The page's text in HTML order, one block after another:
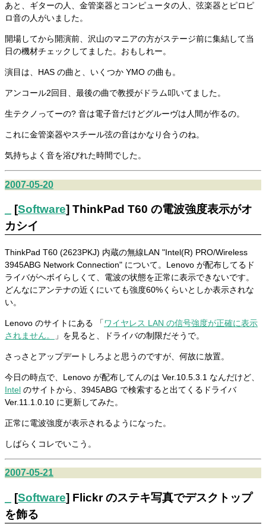
あと、ギターの人、金管楽器とコンピュータの人、弦楽器とピロピ
ロ音の人がいました。
開場してから開演前、沢山のマニアの方がステージ前に集結して当
日の機材チェックしてました。おもしれー。
演目は、HAS の曲と、いくつか YMO の曲も。
アンコール2回目、最後の曲で教授がドラム叩いてました。
生テクノってーの? 音は電子音だけどグルーヴは人間が作るの。
これに金管楽器やスチール弦の音はかなり合うのね。
気持ちよく音を浴びれた時間でした。
2007-05-20
[Software] ThinkPad T60 の電波強度表示がオ
カシイ
ThinkPad T60 (2623PKJ) 内蔵の無線LAN "Intel(R) PRO/Wireless
3945ABG Network Connection" について。Lenovo が配布してるド
ライバがヘボイらしくて、電波の状態を正常に表示できないです。
どんなにアンテナの近くにいても強度60%くらいとしか表示されな
い。
Lenovo のサイトにある 「ワイヤレス LAN の信号強度が正確に表示
されません。
」を見ると、ドライバの制限だそうで。
さっさとアップデートしろよと思うのですが、何故に放置。
今日の時点で、Lenovo が配布してんのは Ver.10.5.3.1 なんだけど、
Intel のサイトから、3945ABG で検索すると出てくるドライバ
Ver.11.1.0.10 に更新してみた。
正常に電波強度が表示されるようになった。
しばらくコレでいこう。
2007-05-21
[Software] Flickr のステキ写真でデスクトップ
を飾る